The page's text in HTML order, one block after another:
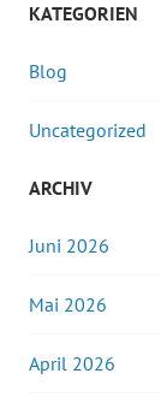
KATEGORIEN
Blog
Uncategorized
ARCHIV
Juni 2026
Mai 2026
April 2026